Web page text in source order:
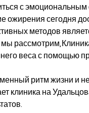
с эмоциональным
ожирения сегодня
методов
мы
веса с помощью
ритм жизни и
клиника на